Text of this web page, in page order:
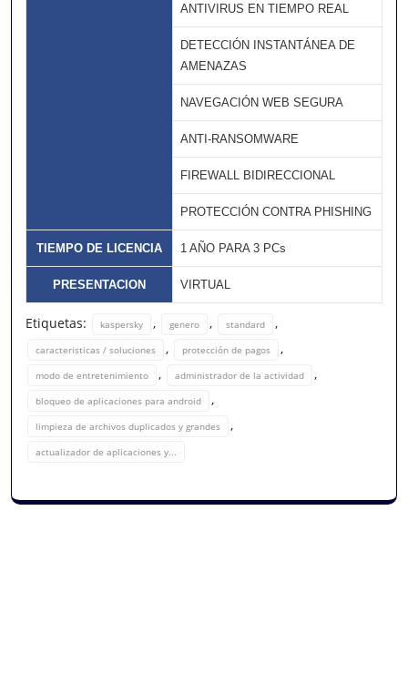
ANTIVIRUS EN TIEMPO REAL
DETECCIÓN INSTANTÁNEA DE
AMENAZAS
NAVEGACIÓN WEB SEGURA
ANTI-RANSOMWARE
FIREWALL BIDIRECCIONAL
PROTECCIÓN CONTRA PHISHING
TIEMPO DE LICENCIA 1 AÑO PARA 3 PCs
PRESENTACION VIRTUAL
Etiquetas: kaspersky , genero , standard ,
caracteristicas / soluciones , protección de pagos ,
modo de entretenimiento , administrador de la actividad ,
bloqueo de aplicaciones para android ,
limpieza de archivos duplicados y grandes ,
actualizador de aplicaciones y...